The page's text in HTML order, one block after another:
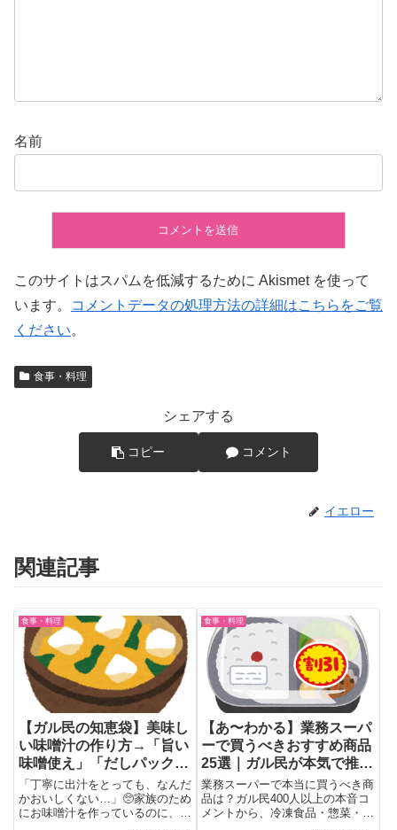
名前
このサイトはスパムを低減するために Akismet を使って
います。
コメントデータの処理方法の詳細はこちらをご覧
ください。
食事・料理
シェアする
コピー コメント
イエロー
関連記事
食事・料理
【ガル民の知恵袋】美味し
い味噌汁の作り方→「旨い
味噌使え」「だしパック最
強」コク・出汁・具材の鉄
則集
「丁寧に出汁をとっても、なんだ
かおいしくない…」🥺家族のため
にお味噌汁を作っているのに、納
食事・料理
【あ〜わかる】業務スーパ
ーで買うべきおすすめ商品
25選｜ガル民が本気で推す
神コスパ食品まとめ
業務スーパーで本当に買うべき商
品は？ガル民400人以上の本音コ
メントから、冷凍食品・惣菜・ス